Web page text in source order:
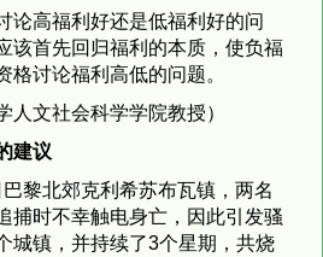
论高福利好还是低福利好的问
该首先回归福利的本质，使负福
格讨论福利高低的问题。
人文社会科学学院教授）
建议
巴黎北郊克利希苏布瓦镇，两名
捕时不幸触电身亡，因此引发骚
城镇，并持续了3个星期，共烧